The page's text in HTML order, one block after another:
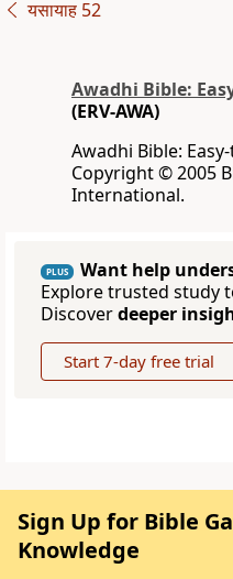
यसायाह 52
Awadhi Bible:
(ERV-AWA)
Awadhi Bible:
Copyright © 2005
International.
PLUS
Want help
Explore trusted study
Discoverdeeper
Start 7-day free trial
Sign Up for Bible
Knowledge